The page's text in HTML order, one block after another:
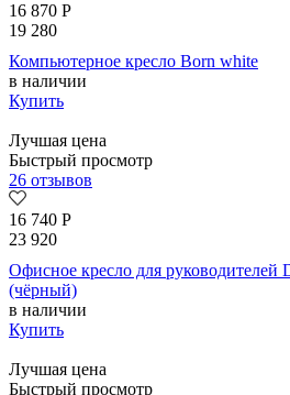
16 870 Р
19 280
Компьютерное кресло Born whitе
в наличии
Купить
Лучшая цена
Быстрый просмотр
26 отзывов
16 740 Р
23 920
Офисное кресло для
(чёрный)
в наличии
Купить
Лучшая цена
Быстрый просмотр